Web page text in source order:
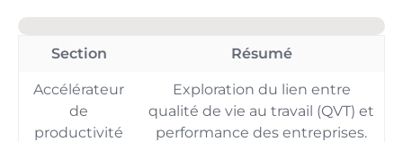
Section Résumé
Accélérateur
de
productivité
Exploration du lien entre
qualité de vie au travail (QVT) et
performance des entreprises.